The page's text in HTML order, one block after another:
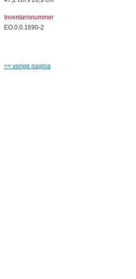
Inventarisnummer
EO.0.0.1690-2
<< vorige pagina